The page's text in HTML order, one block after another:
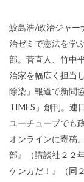
鮫島浩/政治ジャー
治ゼミで憲法を学
部。菅直人、竹中
治家を幅広く担当
除染」報道で新聞
TIMES」創刊。連
ユーチューブでも
オンラインに寄稿
部』（講談社２２
ケンカだ！』（同